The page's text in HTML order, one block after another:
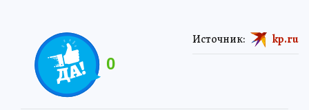
0
Источник: kp.ru